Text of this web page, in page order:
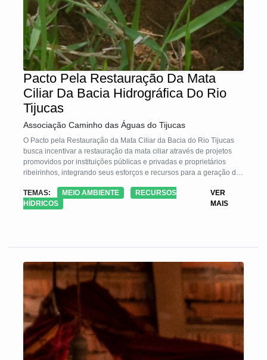
Pacto Pela Restauração Da Mata
Ciliar Da Bacia Hidrográfica Do Rio
Tijucas
Associação Caminho das Águas do Tijucas
O Pacto pela Restauração da Mata Ciliar da Bacia do Rio Tijucas
busca incentivar a restauração da mata ciliar através de projetos
promovidos por instituições públicas e privadas e proprietários
ribeirinhos, integrando seus esforços e recursos para a geração de
conservação da biodiversidade, melhoria na qualidade da água,
desenvolvimento sustentável e valoração por serviços ambientais
Tijucas) que compõe a Bacia Hidrográfica do Rio Tijucas.
TEMAS: MEIO AMBIENTE
RECURSOS
HÍDRICOS
VER
MAIS